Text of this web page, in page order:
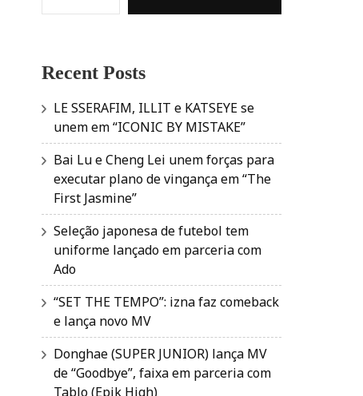
Recent Posts
LE SSERAFIM, ILLIT e KATSEYE se
unem em “ICONIC BY MISTAKE”
Bai Lu e Cheng Lei unem forças para
executar plano de vingança em “The
First Jasmine”
Seleção japonesa de futebol tem
uniforme lançado em parceria com
Ado
“SET THE TEMPO”: izna faz comeback
e lança novo MV
Donghae (SUPER JUNIOR) lança MV
de “Goodbye”, faixa em parceria com
Tablo (Epik High)